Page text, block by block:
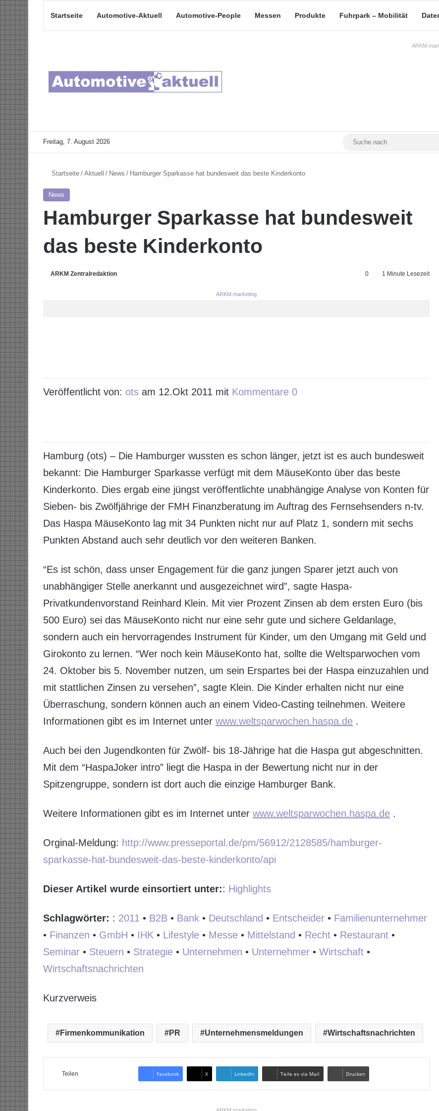
Startseite Automotive-Aktuell Automotive-People Messen Produkte Fuhrpark – Mobilität
Freitag, 7. August 2026 YouTubeMastodon
Startseite / Aktuell / News / Hamburger Sparkasse hat bundesweit das beste Kinderkonto
News
Hamburger Sparkasse hat bundesweit
das beste Kinderkonto
ARKM Zentralredaktion 0 1 Minute Lesezeit
ARKM.marketing
Veröffentlicht von: ots am 12.Okt 2011 mit Kommentare 0
Hamburg (ots) – Die Hamburger wussten es schon länger, jetzt ist es auch bundesweit
bekannt: Die Hamburger Sparkasse verfügt mit dem MäuseKonto über das beste
Kinderkonto. Dies ergab eine jüngst veröffentlichte unabhängige Analyse von Konten für
Sieben- bis Zwölfjährige der FMH Finanzberatung im Auftrag des Fernsehsenders n-tv.
Das Haspa MäuseKonto lag mit 34 Punkten nicht nur auf Platz 1, sondern mit sechs
Punkten Abstand auch sehr deutlich vor den weiteren Banken.
“Es ist schön, dass unser Engagement für die ganz jungen Sparer jetzt auch von
unabhängiger Stelle anerkannt und ausgezeichnet wird”, sagte Haspa-
Privatkundenvorstand Reinhard Klein. Mit vier Prozent Zinsen ab dem ersten Euro (bis
500 Euro) sei das MäuseKonto nicht nur eine sehr gute und sichere Geldanlage,
sondern auch ein hervorragendes Instrument für Kinder, um den Umgang mit Geld und
Girokonto zu lernen. “Wer noch kein MäuseKonto hat, sollte die Weltsparwochen vom
24. Oktober bis 5. November nutzen, um sein Erspartes bei der Haspa einzuzahlen und
mit stattlichen Zinsen zu versehen”, sagte Klein. Die Kinder erhalten nicht nur eine
Überraschung, sondern können auch an einem Video-Casting teilnehmen. Weitere
Informationen gibt es im Internet unter www.weltsparwochen.haspa.de .
Auch bei den Jugendkonten für Zwölf- bis 18-Jährige hat die Haspa gut abgeschnitten.
Mit dem “HaspaJoker intro” liegt die Haspa in der Bewertung nicht nur in der
Spitzengruppe, sondern ist dort auch die einzige Hamburger Bank.
Weitere Informationen gibt es im Internet unter www.weltsparwochen.haspa.de .
Orginal-Meldung: http://www.presseportal.de/pm/56912/2128585/hamburger-
sparkasse-hat-bundesweit-das-beste-kinderkonto/api
Dieser Artikel wurde einsortiert unter:: Highlights
Schlagwörter: : 2011 • B2B • Bank • Deutschland • Entscheider • Familienunternehmer
• Finanzen • GmbH • IHK • Lifestyle • Messe • Mittelstand • Recht • Restaurant •
Seminar • Steuern • Strategie • Unternehmen • Unternehmer • Wirtschaft •
Wirtschaftsnachrichten
Kurzverweis
Firmenkommunikation PR Unternehmensmeldungen Wirtschaftsnachrichten
Teilen Facebook X LinkedIn Teile es via Mail Drucken